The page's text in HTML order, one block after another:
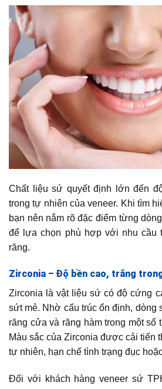
Chất liệu sứ quyết định lớn đến
trong tự nhiên của veneer. Khi tìm
bạn nên nắm rõ đặc điểm từng
để lựa chọn phù hợp với nhu cầu
răng.
Zirconia – Độ bền cao, trắng
Zirconia là vật liệu sứ có độ cứng
sứt mẻ. Nhờ cấu trúc ổn định, dòng
răng cửa và răng hàm trong một
Màu sắc của Zirconia được cải tiến
tự nhiên, hạn chế tình trạng đục
Đối với khách hàng veneer sứ